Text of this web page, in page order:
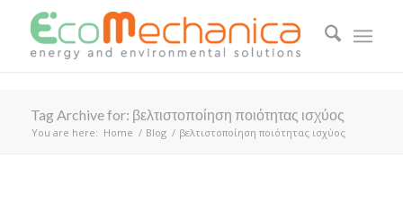
Tag Archive for: βελτιστοποίηση ποιότητας ισχύος
You are here: Home / Blog / βελτιστοποίηση ποιότητας ισχύος